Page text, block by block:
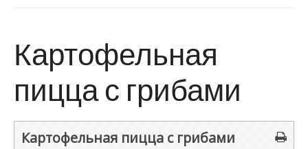
Картофельная
пицца с грибами
Картофельная пицца с грибами